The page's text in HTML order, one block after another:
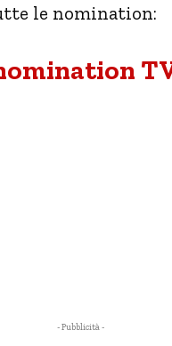
le nomination:
- Pubblicità -